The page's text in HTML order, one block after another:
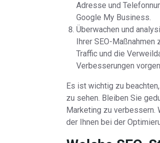
Adresse und
Google My Business.
Überwachen und
Ihrer SEO-
Traffic und die
Verbesserungen
Es ist wichtig zu
zu sehen. Bleiben Sie
Marketing zu verbessern.
der Ihnen bei der